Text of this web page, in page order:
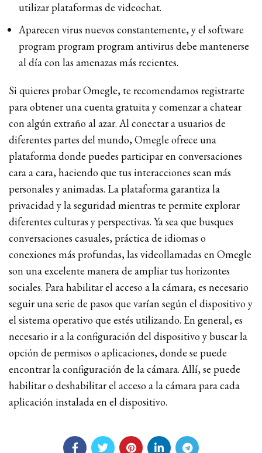
utilizar plataformas de videochat.
Aparecen virus nuevos constantemente, y el software
program program program antivirus debe mantenerse
al día con las amenazas más recientes.
Si quieres probar Omegle, te recomendamos registrarte
para obtener una cuenta gratuita y comenzar a chatear
con algún extraño al azar. Al conectar a usuarios de
diferentes partes del mundo, Omegle ofrece una
plataforma donde puedes participar en conversaciones
cara a cara, haciendo que tus interacciones sean más
personales y animadas. La plataforma garantiza la
privacidad y la seguridad mientras te permite explorar
diferentes culturas y perspectivas. Ya sea que busques
conversaciones casuales, práctica de idiomas o
conexiones más profundas, las videollamadas en Omegle
son una excelente manera de ampliar tus horizontes
sociales. Para habilitar el acceso a la cámara, es necesario
seguir una serie de pasos que varían según el dispositivo y
el sistema operativo que estés utilizando. En general, es
necesario ir a la configuración del dispositivo y buscar la
opción de permisos o aplicaciones, donde se puede
encontrar la configuración de la cámara. Allí, se puede
habilitar o deshabilitar el acceso a la cámara para cada
aplicación instalada en el dispositivo.